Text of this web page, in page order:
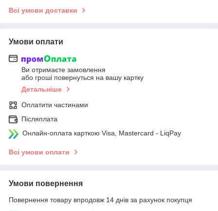
Всі умови доставки
Умови оплати
Ви отримаєте замовлення
або гроші повернуться на вашу картку
Детальніше
Оплатити частинами
Післяплата
Онлайн-оплата карткою Visa, Mastercard - LiqPay
Всі умови оплати
Умови повернення
Повернення товару впродовж 14 днів за рахунок покупця